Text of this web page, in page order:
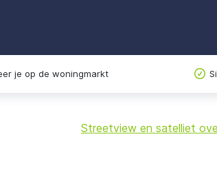
je op de woningmarkt
+
Streetview en satelliet